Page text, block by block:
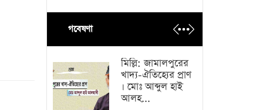
গবেষণা
মিল্লি: জামালপুরের
খাদ্য-ঐতিহ্যের প্রাণ
। মোঃ আব্দুল হাই
আলহ...